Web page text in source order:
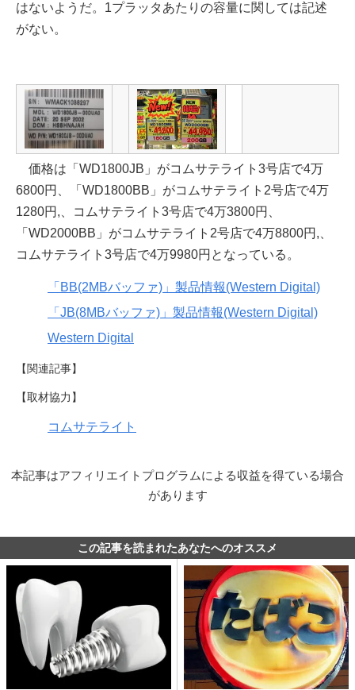
はないようだ。1プラッタあたりの容量に関しては記述
がない。
価格は「WD1800JB」がコムサテライト3号店で4万
6800円、「WD1800BB」がコムサテライト2号店で4万
1280円,、コムサテライト3号店で4万3800円、
「WD2000BB」がコムサテライト2号店で4万8800円,、
コムサテライト3号店で4万9980円となっている。
「BB(2MBバッファ)」製品情報(Western Digital)
「JB(8MBバッファ)」製品情報(Western Digital)
Western Digital
【関連記事】
【取材協力】
コムサテライト
本記事はアフィリエイトプログラムによる収益を得ている場合
があります
この記事を読まれたあなたへのオススメ